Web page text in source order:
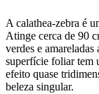
A calathea-zebra é
Atinge cerca de 90
verdes e amareladas
superfície foliar tem
efeito quase
beleza singular.